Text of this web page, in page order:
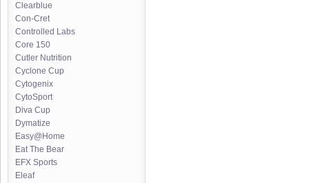
Clearblue
Con-Cret
Controlled Labs
Core 150
Cutler Nutrition
Cyclone Cup
Cytogenix
CytoSport
Diva Cup
Dymatize
Easy@Home
Eat The Bear
EFX Sports
Eleaf